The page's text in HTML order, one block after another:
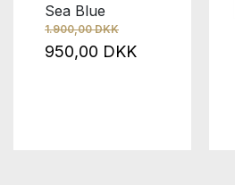
Sea Blue
1.900,00 DKK
950,00 DKK